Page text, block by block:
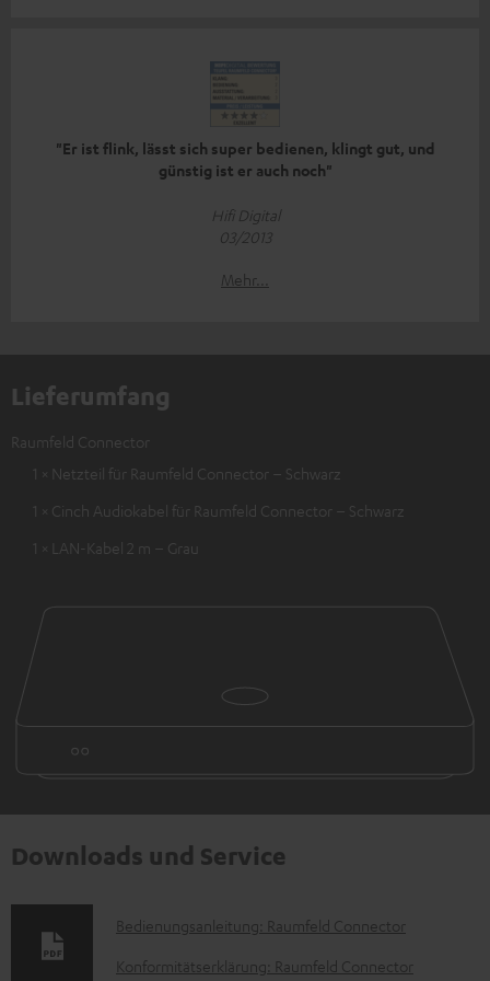
"Er ist flink, lässt sich super bedienen, klingt gut, und
günstig ist er auch noch"
Hifi Digital
03/2013
Mehr...
Lieferumfang
Raumfeld Connector
1 × Netzteil für Raumfeld Connector – Schwarz
1 × Cinch Audiokabel für Raumfeld Connector – Schwarz
1 × LAN-Kabel 2 m – Grau
Downloads und Service
D
o
Bedienungsanleitung: Raumfeld Connector
Konformitätserklärung: Raumfeld Connector